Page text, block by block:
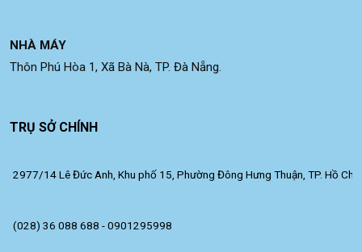
NHÀ MÁY
Thôn Phú Hòa 1, Xã Bà Nà, TP. Đà Nẵng.
TRỤ SỞ CHÍNH
2977/14 Lê Đức Anh, Khu phố 15, Phường Đông Hưng Thuận, TP. Hồ Chí
(028) 36 088 688 - 0901295998